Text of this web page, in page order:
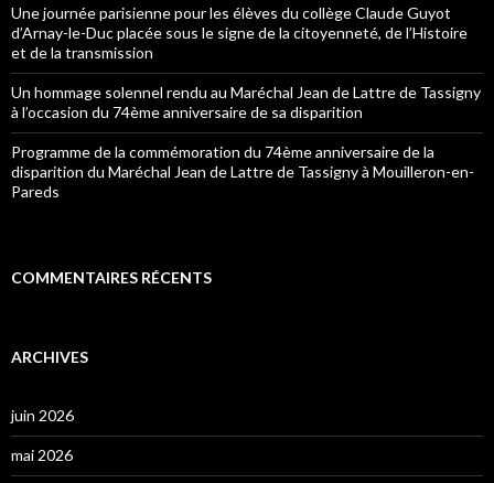
Une journée parisienne pour les élèves du collège Claude Guyot
d’Arnay-le-Duc placée sous le signe de la citoyenneté, de l’Histoire
et de la transmission
Un hommage solennel rendu au Maréchal Jean de Lattre de Tassigny
à l’occasion du 74ème anniversaire de sa disparition
Programme de la commémoration du 74ème anniversaire de la
disparition du Maréchal Jean de Lattre de Tassigny à Mouilleron-en-
Pareds
COMMENTAIRES RÉCENTS
ARCHIVES
juin 2026
mai 2026